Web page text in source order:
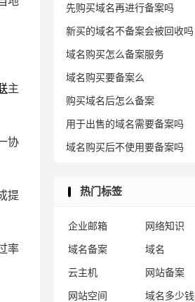
主
协
提
率
先购买域名再进行备案吗
新买的域名不备案会被回收吗
域名购买怎么备案服务
域名购买要备案么
购买域名后怎么备案
用于出售的域名需要备案吗
域名购买后不使用要备案吗
热门标签
企业邮箱 网络知识
域名备案
域名
云主机
网站备案
网站空间
域名多少钱